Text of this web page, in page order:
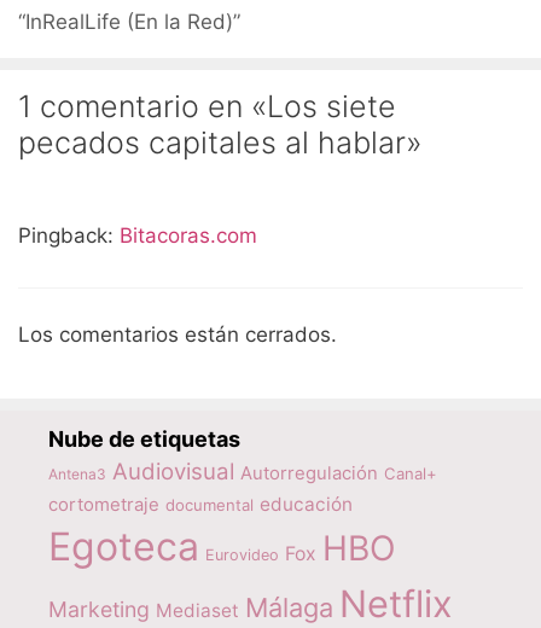
“InRealLife (En la Red)”
1 comentario en «Los siete
pecados capitales al hablar»
Pingback: Bitacoras.com
Los comentarios están cerrados.
Nube de etiquetas
Antena3 Audiovisual Autorregulación Canal+
cortometraje documental educación
Egoteca Eurovideo Fox HBO
Marketing Mediaset Málaga Netflix